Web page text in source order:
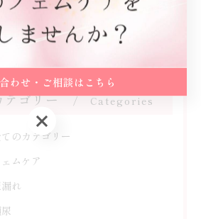
#可児市
テゴリー Categories
てのカテゴリー
ェムケア
れ
合わせ・ご相談はこちら
わせ・ご相談はこちら